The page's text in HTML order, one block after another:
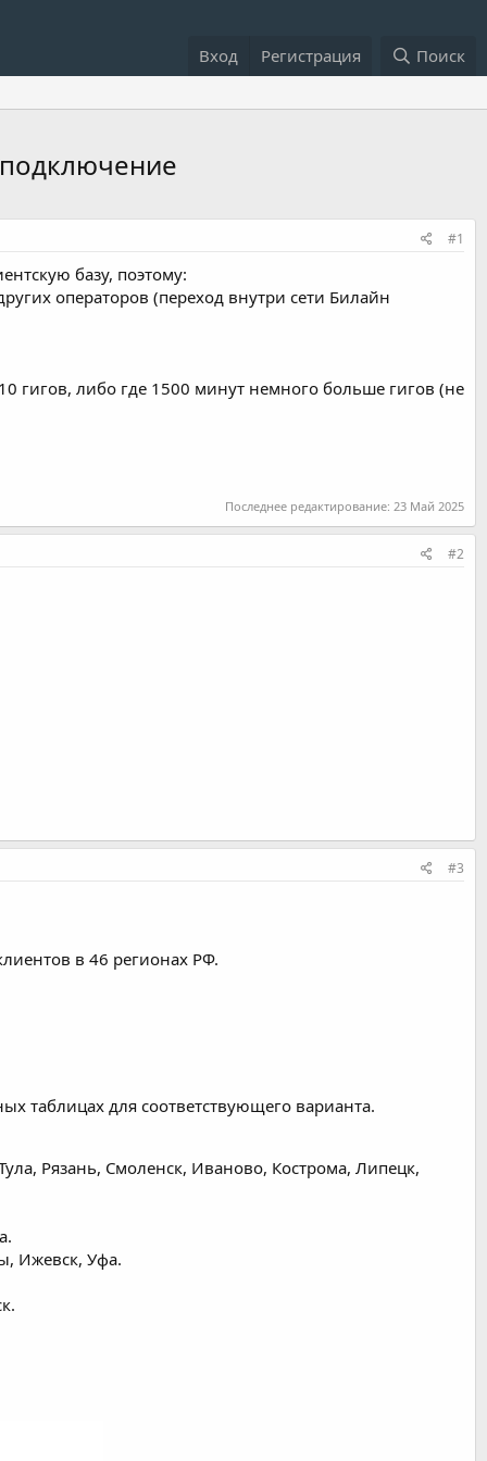
Вход Регистрация Поиск
#1
базу, поэтому:
операторов (переход внутри сети Билайн
гигов, либо где 1500 минут немного больше гигов (не
Последнее редактирование: 23 Май 2025
#2
#3
в 46 регионах РФ.
таблицах для соответствующего варианта.
Рязань, Смоленск, Иваново, Кострома, Липецк,
Ижевск, Уфа.